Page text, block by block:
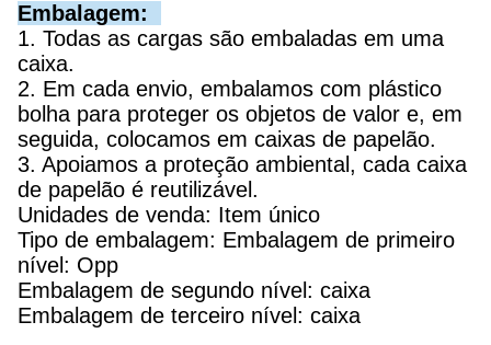
Embalagem:
1. Todas as cargas são embaladas em uma
caixa.
2. Em cada envio, embalamos com plástico
bolha para proteger os objetos de valor e, em
seguida, colocamos em caixas de papelão.
3. Apoiamos a proteção ambiental, cada caixa
de papelão é reutilizável.
Unidades de venda: Item único
Tipo de embalagem: Embalagem de primeiro
nível: Opp
Embalagem de segundo nível: caixa
Embalagem de terceiro nível: caixa